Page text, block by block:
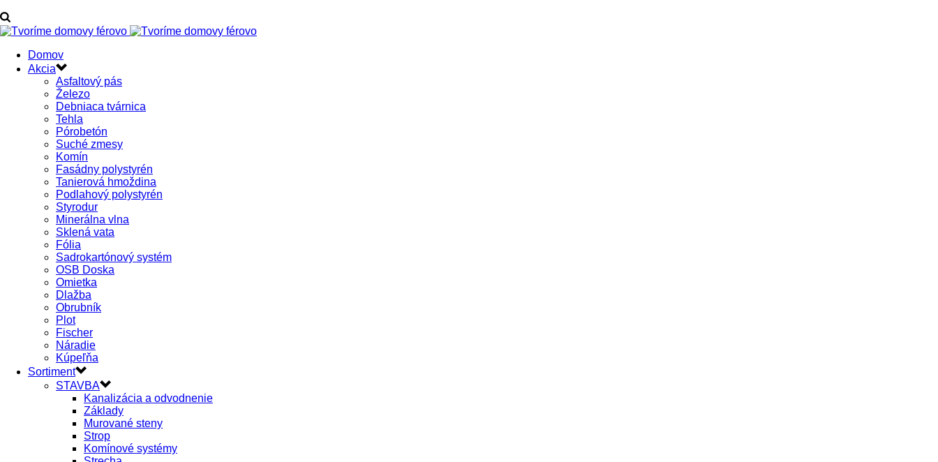
Domov
Akcia
Asfaltový pás
Železo
Debniaca tvárnica
Tehla
Pórobetón
Suché zmesy
Komín
Fasádny polystyrén
Tanierová hmoždina
Podlahový polystyrén
Styrodur
Minerálna vlna
Sklená vata
Fólia
Sadrokartónový systém
OSB Doska
Omietka
Dlažba
Obrubník
Plot
Fischer
Náradie
Kúpeľňa
Sortiment
STAVBA
Kanalizácia a odvodnenie
Základy
Murované steny
Strop
Komínové systémy